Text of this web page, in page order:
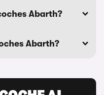
Abarth?
Abarth?